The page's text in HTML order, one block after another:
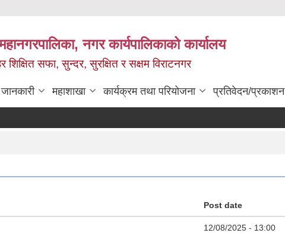
नगर कार्यपालिकाको कार्यालय
शिक्षित सफा, सुन्दर, सुरक्षित र सक्षम विराटनगर
महाशाखा कार्यक्रम तथा परियोजना प्रतिवेदन/प्रकाशन
Post date
12/08/2025 - 13:00